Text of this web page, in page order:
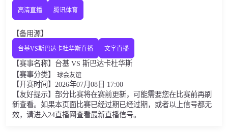
高清直播 腾讯体育
【备用源】
台基VS斯巴达卡杜华斯直播 文字直播
【赛事名称】台基 VS 斯巴达卡杜华斯
【赛事分类】 球会友谊
【开赛时间】2026年07月08日 17:00
【友好提示】部分比赛将在赛前更新，可能需要您在比赛前再刷
新查看。如果本页面比赛已经过期已经过期，或者以上信号都无
效，请进入24直播网查看最新直播信号。